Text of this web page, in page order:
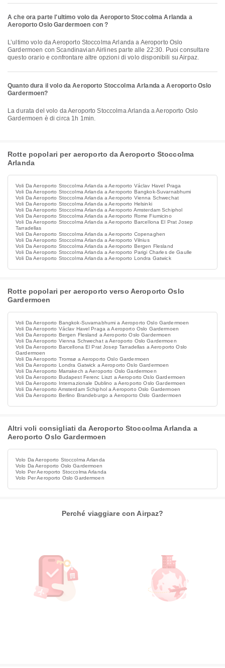
A che ora parte l'ultimo volo da Aeroporto Stoccolma Arlanda a
Aeroporto Oslo Gardermoen con ?
L’ultimo volo da Aeroporto Stoccolma Arlanda a Aeroporto Oslo
Gardermoen con Scandinavian Airlines parte alle 22:30. Puoi consultare
questo orario e confrontare altre opzioni di volo disponibili su Airpaz.
Quanto dura il volo da Aeroporto Stoccolma Arlanda a Aeroporto Oslo
Gardermoen?
La durata del volo da Aeroporto Stoccolma Arlanda a Aeroporto Oslo
Gardermoen è di circa 1h 1min.
Rotte popolari per aeroporto da Aeroporto Stoccolma
Arlanda
Voli Da Aeroporto Stoccolma Arlanda a Aeroporto Václav Havel Praga
Voli Da Aeroporto Stoccolma Arlanda a Aeroporto Bangkok-Suvarnabhumi
Voli Da Aeroporto Stoccolma Arlanda a Aeroporto Vienna Schwechat
Voli Da Aeroporto Stoccolma Arlanda a Aeroporto Helsinki
Voli Da Aeroporto Stoccolma Arlanda a Aeroporto Amsterdam Schiphol
Voli Da Aeroporto Stoccolma Arlanda a Aeroporto Rome Fiumicino
Voli Da Aeroporto Stoccolma Arlanda a Aeroporto Barcellona El Prat Josep
Tarradellas
Voli Da Aeroporto Stoccolma Arlanda a Aeroporto Copenaghen
Voli Da Aeroporto Stoccolma Arlanda a Aeroporto Vilnius
Voli Da Aeroporto Stoccolma Arlanda a Aeroporto Bergen Flesland
Voli Da Aeroporto Stoccolma Arlanda a Aeroporto Parigi Charles de Gaulle
Voli Da Aeroporto Stoccolma Arlanda a Aeroporto Londra Gatwick
Rotte popolari per aeroporto verso Aeroporto Oslo
Gardermoen
Voli Da Aeroporto Bangkok-Suvarnabhumi a Aeroporto Oslo Gardermoen
Voli Da Aeroporto Václav Havel Praga a Aeroporto Oslo Gardermoen
Voli Da Aeroporto Bergen Flesland a Aeroporto Oslo Gardermoen
Voli Da Aeroporto Vienna Schwechat a Aeroporto Oslo Gardermoen
Voli Da Aeroporto Barcellona El Prat Josep Tarradellas a Aeroporto Oslo
Gardermoen
Voli Da Aeroporto Tromsø a Aeroporto Oslo Gardermoen
Voli Da Aeroporto Londra Gatwick a Aeroporto Oslo Gardermoen
Voli Da Aeroporto Marrakech a Aeroporto Oslo Gardermoen
Voli Da Aeroporto Budapest Ferenc Liszt a Aeroporto Oslo Gardermoen
Voli Da Aeroporto Internazionale Dublino a Aeroporto Oslo Gardermoen
Voli Da Aeroporto Amsterdam Schiphol a Aeroporto Oslo Gardermoen
Voli Da Aeroporto Berlino Brandeburgo a Aeroporto Oslo Gardermoen
Altri voli consigliati da Aeroporto Stoccolma Arlanda a
Aeroporto Oslo Gardermoen
Volo Da Aeroporto Stoccolma Arlanda
Volo Da Aeroporto Oslo Gardermoen
Volo Per Aeroporto Stoccolma Arlanda
Volo Per Aeroporto Oslo Gardermoen
Perché viaggiare con Airpaz?